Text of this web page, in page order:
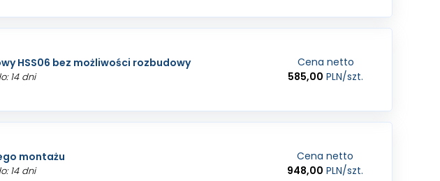
HSS06 bez możliwości rozbudowy
14 dni
Cena netto
585,00 PLN/szt.
montażu
14 dni
Cena netto
948,00 PLN/szt.